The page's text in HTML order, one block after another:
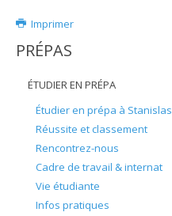
Imprimer
PRÉPAS
ÉTUDIER EN PRÉPA
Étudier en prépa à Stanislas
Réussite et classement
Rencontrez-nous
Cadre de travail & internat
Vie étudiante
Infos pratiques